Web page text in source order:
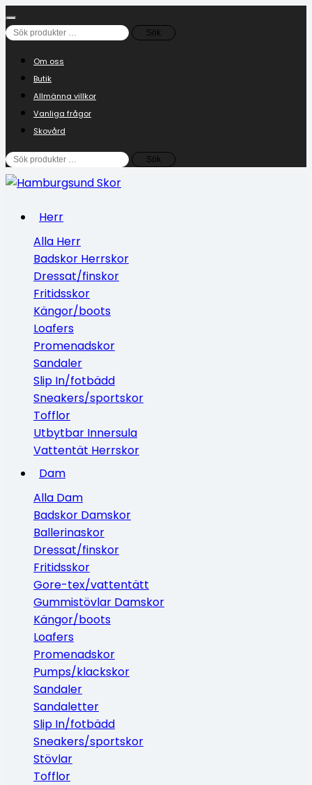
Sök
Sök
Om oss
Butik
Allmänna villkor
Vanliga frågor
Skovård
Sök
efter:
Sök
Herr
Alla Herr
Badskor Herrskor
Dressat/finskor
Fritidsskor
Kängor/boots
Loafers
Promenadskor
Sandaler
Slip In/fotbädd
Sneakers/sportskor
Tofflor
Utbytbar Innersula
Vattentät Herrskor
Dam
Alla Dam
Badskor Damskor
Ballerinaskor
Dressat/finskor
Fritidsskor
Gore-tex/vattentätt
Gummistövlar Damskor
Kängor/boots
Loafers
Promenadskor
Pumps/klackskor
Sandaler
Sandaletter
Slip In/fotbädd
Sneakers/sportskor
Stövlar
Tofflor